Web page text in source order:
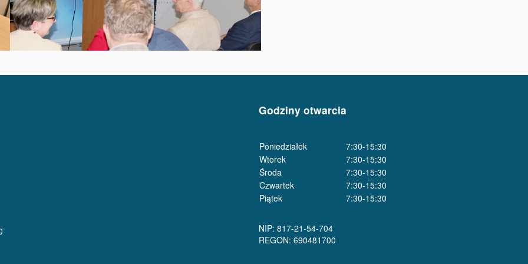
Godziny otwarcia
Poniedziałek
7:30-15:30
Wtorek
7:30-15:30
Środa
7:30-15:30
Czwartek
7:30-15:30
Piątek
7:30-15:30
NIP: 817-21-54-704
REGON: 690481700